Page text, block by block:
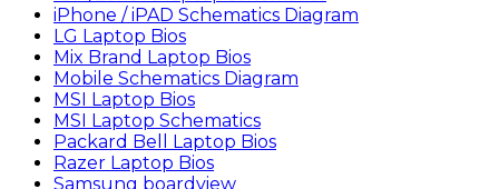
iPhone / iPAD Schematics Diagram
LG Laptop Bios
Mix Brand Laptop Bios
Mobile Schematics Diagram
MSI Laptop Bios
MSI Laptop Schematics
Packard Bell Laptop Bios
Razer Laptop Bios
Samsung boardview